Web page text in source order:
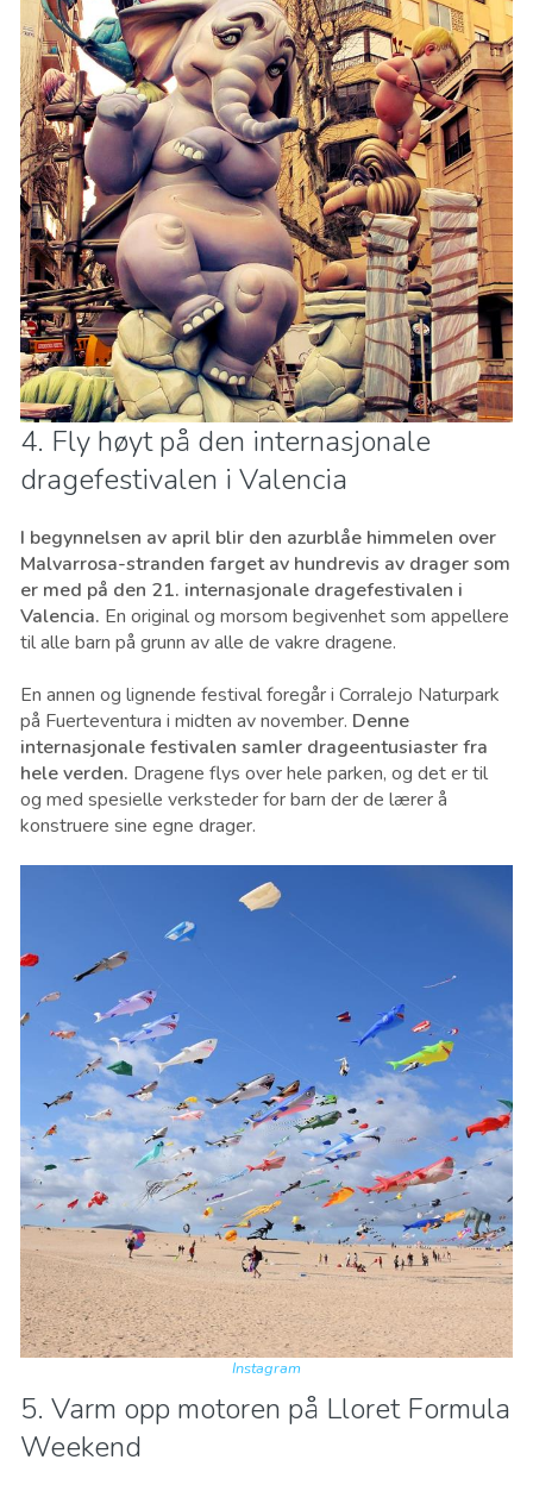
4. Fly høyt på den internasjonale
dragefestivalen i Valencia
I begynnelsen av april blir den azurblåe himmelen over
Malvarrosa-stranden farget av hundrevis av drager som
er med på den 21. internasjonale dragefestivalen i
Valencia. En original og morsom begivenhet som appellere
til alle barn på grunn av alle de vakre dragene.
En annen og lignende festival foregår i Corralejo Naturpark
på Fuerteventura i midten av november. Denne
internasjonale festivalen samler drageentusiaster fra
hele verden. Dragene flys over hele parken, og det er til
og med spesielle verksteder for barn der de lærer å
konstruere sine egne drager.
Instagram
5. Varm opp motoren på Lloret Formula
Weekend